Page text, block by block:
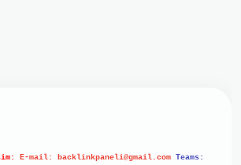
E-mail: backlinkpaneli@gmail.com Teams: